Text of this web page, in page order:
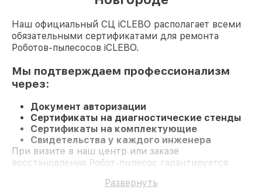
Наш официальный СЦ iCLEBO располагает всеми
обязательными сертификатами для ремонта
Роботов-пылесосов iCLEBO.
Мы подтверждаем профессионализм
через:
Документ авторизации
Сертификаты на диагностические стенды
Сертификаты на комплектующие
Свидетельства у каждого инженера
При визите в наш центр или заказе
восстановления Робот-пылесос гарантируется
Развернуть